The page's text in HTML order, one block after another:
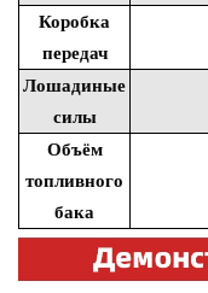
Коробка
передач
Лошадиные
силы
Объём
топливного
бака